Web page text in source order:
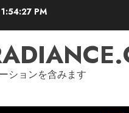
1:54:28 PM
ションを含みます